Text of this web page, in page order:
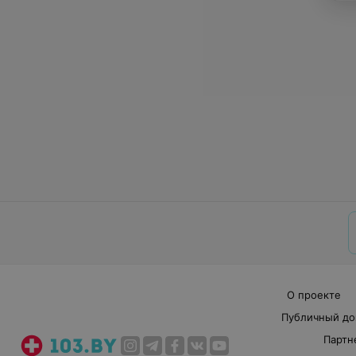
О проекте
Публичный